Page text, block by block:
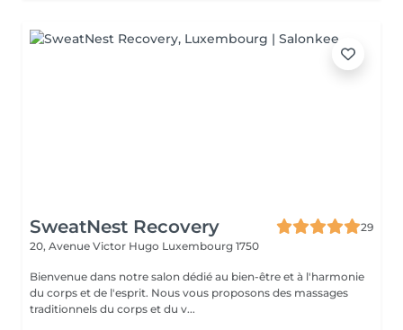
SweatNest Recovery
29
20, Avenue Victor Hugo Luxembourg 1750
Bienvenue dans notre salon dédié au bien-être et à l'harmonie
du corps et de l'esprit. Nous vous proposons des massages
traditionnels du corps et du v...